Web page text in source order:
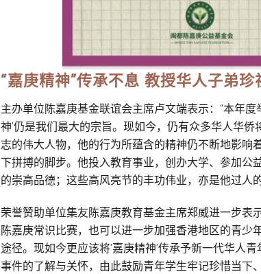
“嘉庚精神”传承不息 教授华人子弟珍
主办单位陈嘉庚基金联谊会主席卢文端表示：“本年
神’仍是我们最大的宗旨。现如今，仍有众多华人华
志的伟大人物，他的行为所蕴含的精神仍不断地影
下拼搏的脚步。他投入教育事业，创办大学、参加
的崇高品德；这些高风亮节的丰功伟业，亦是他过人
荣誉赞助单位集友陈嘉庚教育基金主席郑威进一步表
陈嘉庚常识比赛，也可以进一步加强香港地区的青
途径。现如今更应该将‘嘉庚精神’传承予新一代华人
事件的了解与关怀，由此鼓励青年学生牢记珍惜当下